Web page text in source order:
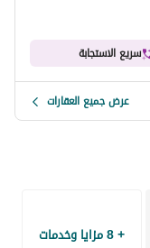
سريع الاستجابة
عرض جميع العقارات
+ 8 مزايا وخدمات